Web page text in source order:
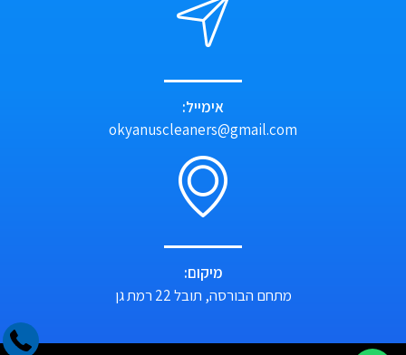
אימייל:
okyanuscleaners@gmail.com
מיקום:
מתחם הבורסה, תובל 22 רמת גן